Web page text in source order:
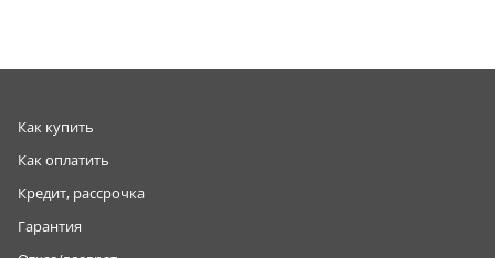
Как купить
Как оплатить
Кредит, рассрочка
Гарантия